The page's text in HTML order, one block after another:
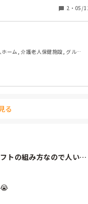
2 ・ 05/
ーム, 介護老人保健施設, グルー
る
トの組み方なので人いな